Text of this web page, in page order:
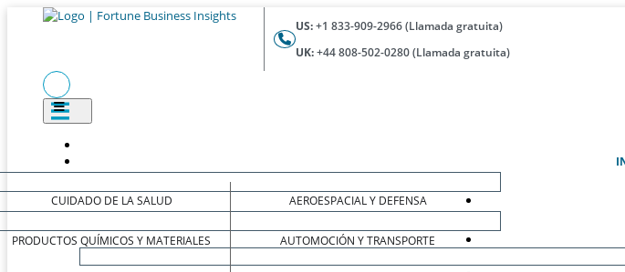
US:+1 833-909-2966 (Llamada gratuita)
UK:+44 808-502-0280 (Llamada gratuita)
CUIDADO DE LA SALUD
PRODUCTOS QUÍMICOS Y MATERIALES
AEROESPACIAL Y DEFENSA
AUTOMOCIÓN Y TRANSPORTE